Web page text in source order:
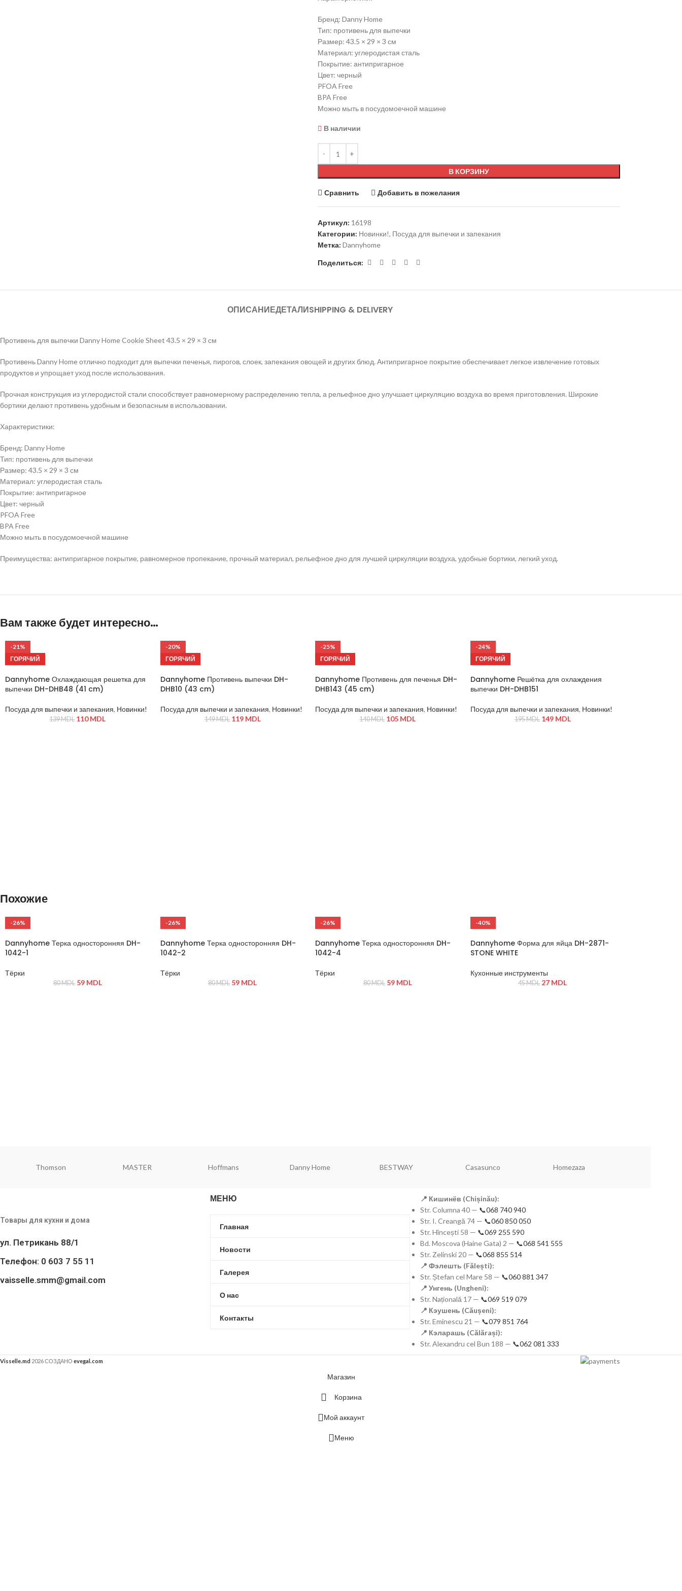
Бренд: Danny Home
Тип: противень для выпечки
Размер: 43.5 × 29 × 3 см
Материал: углеродистая сталь
Покрытие: антипригарное
Цвет: черный
PFOA Free
BPA Free
Можно мыть в посудомоечной машине
В наличии
В КОРЗИНУ
Сравнить Добавить в пожелания
Артикул: 16198
Категории: Новинки!, Посуда для выпечки и запекания
Метка: Dannyhome
Поделиться:
ОПИСАНИЕДЕТАЛИSHIPPING & DELIVERY
Противень для выпечки Danny Home Cookie Sheet 43.5 × 29 × 3 см
Противень Danny Home отлично подходит для выпечки печенья, пирогов, слоек, запекания овощей и других блюд. Антипригарное покрытие обеспечивает легкое извлечение готовых
продуктов и упрощает уход после использования.
Прочная конструкция из углеродистой стали способствует равномерному распределению тепла, а рельефное дно улучшает циркуляцию воздуха во время приготовления. Широкие
бортики делают противень удобным и безопасным в использовании.
Характеристики:
Бренд: Danny Home
Тип: противень для выпечки
Размер: 43.5 × 29 × 3 см
Материал: углеродистая сталь
Покрытие: антипригарное
Цвет: черный
PFOA Free
BPA Free
Можно мыть в посудомоечной машине
Преимущества: антипригарное покрытие, равномерное пропекание, прочный материал, рельефное дно для лучшей циркуляции воздуха, удобные бортики, легкий уход.
Вам также будет интересно…
-21%
ГОРЯЧИЙ
Dannyhome Охлаждающая решетка для
выпечки DH-DHB48 (41 cm)
Посуда для выпечки и запекания, Новинки!
139MDL 110MDL
-20%
ГОРЯЧИЙ
Dannyhome Противень выпечки DH-
DHB10 (43 cm)
Посуда для выпечки и запекания, Новинки!
149MDL 119 MDL
-25%
ГОРЯЧИЙ
Dannyhome Противень для печенья DH-
DHB143 (45 cm)
Посуда для выпечки и запекания, Новинки!
140MDL 105 MDL
-24%
ГОРЯЧИЙ
Dannyhome Решётка для охлаждения
выпечки DH-DHB151
Посуда для выпечки и запекания, Новинки!
195MDL 149 MDL
Похожие
-26%
Dannyhome Терка односторонняя DH-
1042-1
Тёрки
80MDL 59 MDL
-26%
Dannyhome Терка односторонняя DH-
1042-2
Тёрки
80MDL 59 MDL
-26%
Dannyhome Терка односторонняя DH-
1042-4
Тёрки
80MDL 59 MDL
-40%
Dannyhome Форма для яйца DH-2871-
STONE WHITE
Кухонные инструменты
45MDL 27 MDL
Thomson MASTER Hoffmans Danny Home BESTWAY Casasunco Homezaza
Товары для кухни и дома
ул. Петрикань 88/1
Телефон: 0 603 7 55 11
vaisselle.smm@gmail.com
МЕНЮ
Главная
Новости
Галерея
О нас
Контакты
📍 Кишинёв (Chișinău):
Str. Columna 40 — 📞068 740 940
Str. I. Creangă 74 — 📞060 850 050
Str. Hîncești 58 — 📞069 255 590
Bd. Moscova (Haine Gata) 2 — 📞068 541 555
Str. Zelinski 20 — 📞068 855 514
📍 Фэлешть (Fălești):
Str. Ștefan cel Mare 58 — 📞060 881 347
📍 Унгень (Ungheni):
Str. Națională 17 — 📞069 519 079
📍 Кэушень (Căușeni):
Str. Eminescu 21 — 📞079 851 764
📍 Кэларашь (Călărași):
Str. Alexandru cel Bun 188 — 📞062 081 333
Visselle.md 2026 СОЗДАНО evegal.com
Магазин
Корзина
Мой аккаунт
Меню